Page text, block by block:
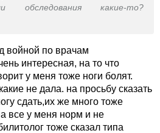
обследования какие-то?
войной по врачам
интересная, на то что
у меня тоже ноги болят.
не дала. на просьбу сказать
сдать,их же много тоже
все у меня норм и не
тоже сказал типа